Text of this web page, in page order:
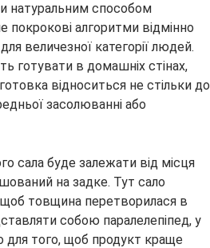
натуральним способом
покрокові алгоритми відмінно
величезної категорії людей.
готувати в домашніх стінах,
відноситься не стільки до
засолюванні або
сала буде залежати від місця
на задке. Тут сало
щоб товщина перетворилася в
собою паралелепіпед, у
для того, щоб продукт краще